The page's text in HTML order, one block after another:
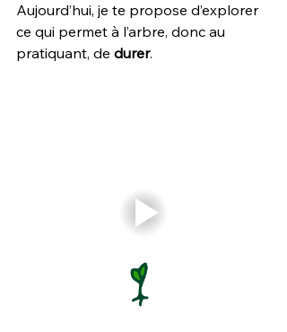
Aujourd’hui, je te propose d’explorer
ce qui permet à l’arbre, donc au
pratiquant, de durer.